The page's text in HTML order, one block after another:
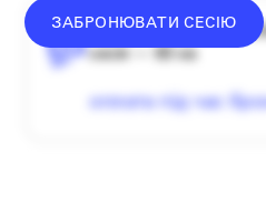
ЗАБРОНЮВАТИ СЕСІЮ
середній донат —
сесія — 60 хв
оплата під час